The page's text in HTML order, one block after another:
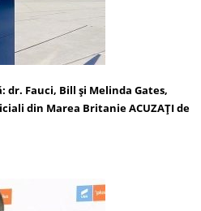
Fauci, Bill și Melinda Gates,
din Marea Britanie ACUZAȚI de